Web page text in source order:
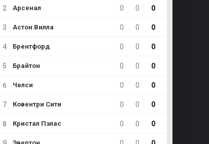
2 Арсенал 0 0 0
3 Астон Вилла 0 0 0
4 Брентфорд 0 0 0
5 Брайтон 0 0 0
6 Челси 0 0 0
7 Ковентри Сити 0 0 0
8 Кристал Пэлас 0 0 0